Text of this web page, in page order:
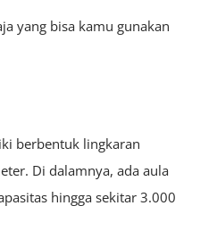
yang bisa kamu gunakan
berbentuk lingkaran
Di dalamnya, ada aula
hingga sekitar 3.000